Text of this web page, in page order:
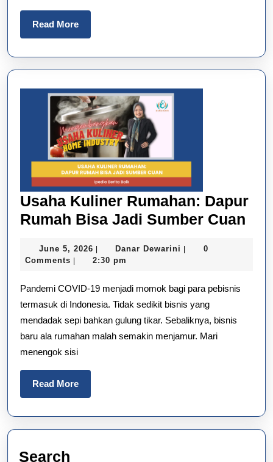
Indonesia
Read MoreRead
More
Usaha Kuliner Rumahan: Dapur
Rumah Bisa Jadi Sumber Cuan
June 5, 2026 June
5,
Danar Dewarini Danar0
Comments
2:30 pm
Pandemi COVID-19 menjadi momok bagi para pebisnis
termasuk di Indonesia. Tidak sedikit bisnis yang
mendadak sepi bahkan gulung tikar. Sebaliknya, bisnis
baru ala rumahan malah semakin menjamur. Mari
menengok sisi
Read MoreRead
More
Search